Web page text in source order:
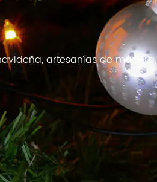
artesanías de madera,